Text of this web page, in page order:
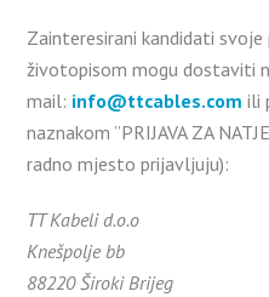
Zainteresirani kandidati svoje
životopisom mogu dostaviti
mail: info@ttcables.com ili
naznakom ”PRIJAVA ZA
radno mjesto prijavljuju):
TT Kabeli d.o.o
Knešpolje bb
88220 Široki Brijeg